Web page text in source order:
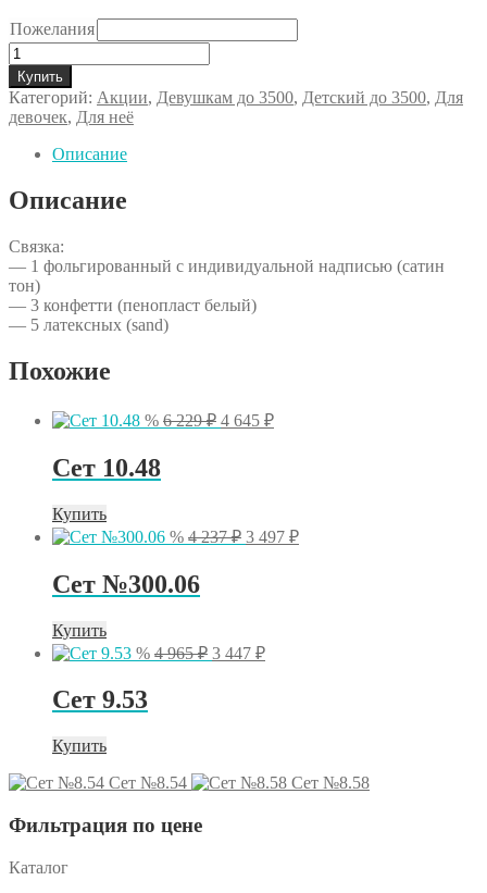
Пожелания
Количество
товара
Сет
№8.57
Купить
Категорий: Акции, Девушкам до 3500, Детский до 3500, Для
девочек, Для неё
Описание
Описание
Связка:
— 1 фольгированный с индивидуальной надписью (сатин
тон)
— 3 конфетти (пенопласт белый)
— 5 латексных (sand)
Похожие
% 6 229₽ Первоначальная
4 645 ₽Текущая
Сет 10.48
Купить
% 4 237₽ Первоначальная
3 497 ₽Текущая
Сет №300.06
Купить
% 4 965₽ Первоначальная
3 447 ₽Текущая
Сет 9.53
Купить
Сет №8.54
Сет №8.58
Фильтрация по цене
Каталог